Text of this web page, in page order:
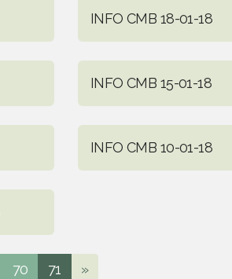
INFO CMB 18-01-18
INFO CMB 15-01-18
INFO CMB 10-01-18
70 71 »